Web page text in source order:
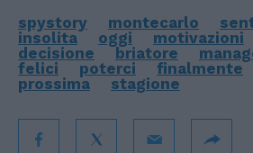
spystory montecarlo
insolita
oggi motivazioni
decisione
briatore
felici
poterci finalmente
prossima
stagione